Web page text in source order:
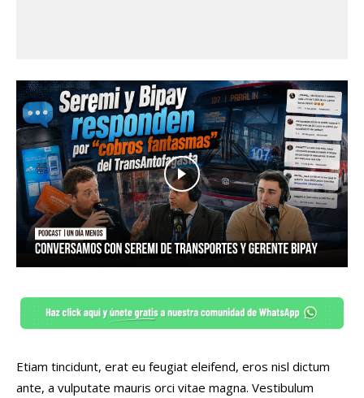
Etiam tincidunt, erat eu feugiat eleifend, eros nisl dictum
ante, a vulputate mauris orci vitae magna. Vestibulum